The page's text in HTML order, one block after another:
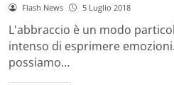
Flash News 5 Luglio 2018
L'abbraccio è un modo
intenso di esprimere
possiamo…